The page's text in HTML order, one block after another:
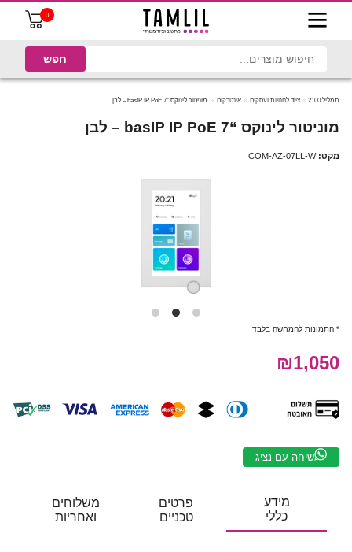
0
תמליל 2100 ציוד לחנויות ועסקים אינטרקום מוניטור לינוקס “7 basIP IP PoE – לבן
מוניטור לינוקס “7 basIP IP PoE – לבן
מקט: COM-AZ-07LL-W
* התמונות להמחשה בלבד
₪1,050
שיחה עם נציג
מידע
כללי
פרטים
טכניים
משלוחים
ואחריות